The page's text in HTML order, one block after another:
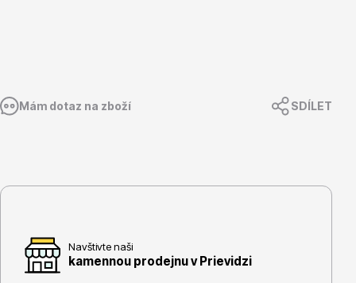
Mám dotaz na zboží SDÍLET
Navštivte naši
kamennou prodejnu v Prievidzi